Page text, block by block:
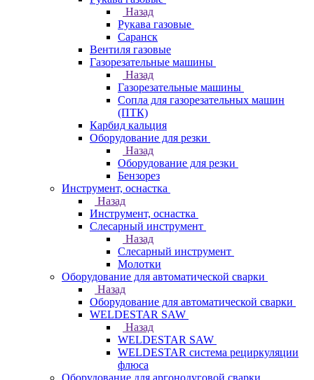
Назад
Рукава газовые
Саранск
Вентиля газовые
Газорезательные машины
Назад
Газорезательные машины
Сопла для газорезательных машин
(ПТК)
Карбид кальция
Оборудование для резки
Назад
Оборудование для резки
Бензорез
Инструмент, оснастка
Назад
Инструмент, оснастка
Слесарный инструмент
Назад
Слесарный инструмент
Молотки
Оборудование для автоматической сварки
Назад
Оборудование для автоматической сварки
WELDESTAR SAW
Назад
WELDESTAR SAW
WELDESTAR система рециркуляции
флюса
Оборудование для аргонодуговой сварки